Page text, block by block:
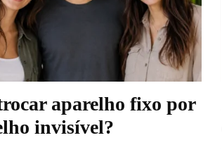
aparelho fixo por
invisível?